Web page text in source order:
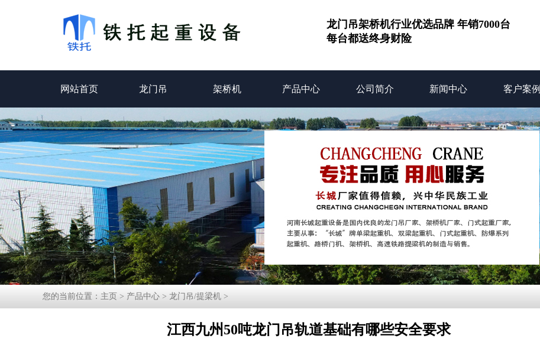
龙门吊架桥机行业优选品牌 年销7000台
每台都送终身财险
网站首页 龙门吊 架桥机 产品中心 公司简介 新闻中心 客户案例
您的当前位置： 主页 > 产品中心 > 龙门吊/提梁机 >
江西九州50吨龙门吊轨道基础有哪些安全要求